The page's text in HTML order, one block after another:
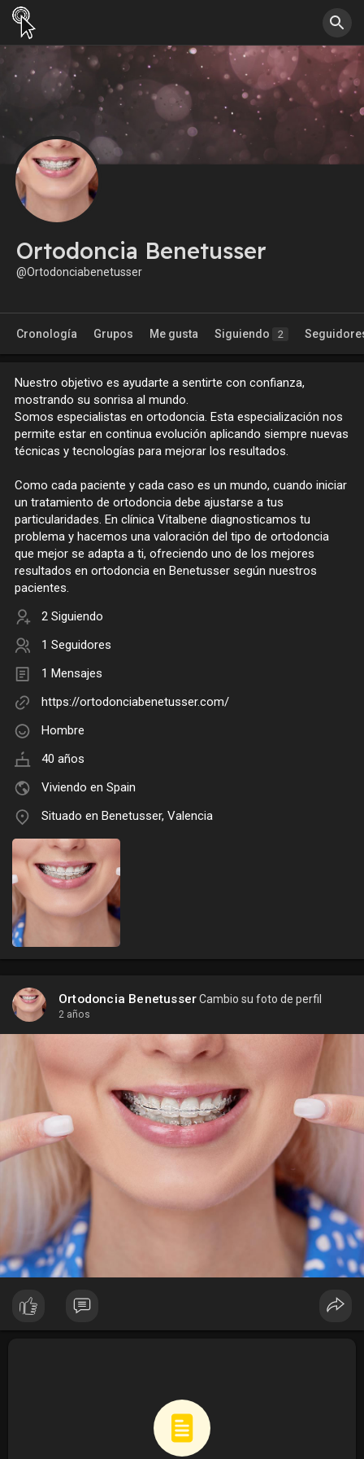
Ortodoncia Benetusser
@Ortodonciabenetusser
Cronología Grupos Me gusta Siguiendo 2
Nuestro objetivo es ayudarte a sentirte con confianza,
mostrando su sonrisa al mundo.
Somos especialistas en ortodoncia. Esta especialización nos
permite estar en continua evolución aplicando siempre nuevas
técnicas y tecnologías para mejorar los resultados.
Como cada paciente y cada caso es un mundo, cuando iniciar
un tratamiento de ortodoncia debe ajustarse a tus
particularidades. En clínica Vitalbene diagnosticamos tu
problema y hacemos una valoración del tipo de ortodoncia
que mejor se adapta a ti, ofreciendo uno de los mejores
resultados en ortodoncia en Benetusser según nuestros
pacientes.
2 Siguiendo
1 Seguidores
1 Mensajes
https://ortodonciabenetusser.com/
Hombre
40 años
Viviendo en Spain
Situado en Benetusser, Valencia
Ortodoncia BenetusserCambio su foto de perfil
2 años